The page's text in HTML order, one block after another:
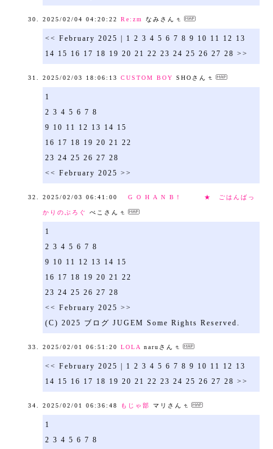
2025/02/04 04:20:22 Re:zm なみさん
<< February 2025 | 1 2 3 4 5 6 7 8 9 10 11 12 13
14 15 16 17 18 19 20 21 22 23 24 25 26 27 28 >>
2025/02/03 18:06:13 CUSTOM BOY SHOさん
1
2 3 4 5 6 7 8
9 10 11 12 13 14 15
16 17 18 19 20 21 22
23 24 25 26 27 28
<< February 2025 >>
2025/02/03 06:41:00 G O H A N B！ ★ ごはんばっ
かりのぶろぐ ぺこさん
1
2 3 4 5 6 7 8
9 10 11 12 13 14 15
16 17 18 19 20 21 22
23 24 25 26 27 28
<< February 2025 >>
(C) 2025 ブログ JUGEM Some Rights Reserved.
2025/02/01 06:51:20 LOLA naruさん
<< February 2025 | 1 2 3 4 5 6 7 8 9 10 11 12 13
14 15 16 17 18 19 20 21 22 23 24 25 26 27 28 >>
2025/02/01 06:36:48 もじゃ部 マリさん
1
2 3 4 5 6 7 8